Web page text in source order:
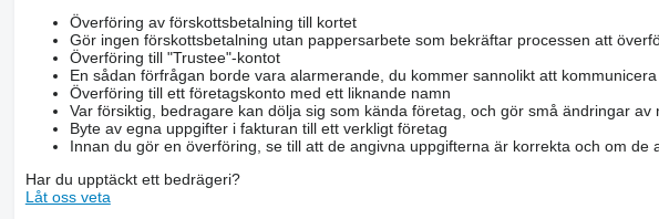
Överföring av förskottsbetalning till kortet
Gör ingen förskottsbetalning utan pappersarbete som bekräftar processen att
Överföring till "Trustee"-kontot
En sådan förfrågan borde vara alarmerande, du kommer sannolikt att
Överföring till ett företagskonto med ett liknande namn
Var försiktig, bedragare kan dölja sig som kända företag, och gör små ändringar
Byte av egna uppgifter i fakturan till ett verkligt företag
Innan du gör en överföring, se till att de angivna uppgifterna är korrekta och om de
Har du upptäckt ett bedrägeri?
Låt oss veta